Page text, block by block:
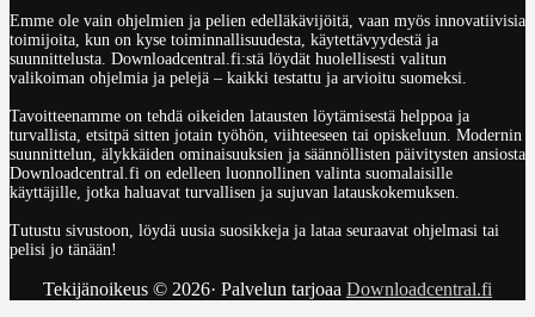
Emme ole vain ohjelmien ja pelien edelläkävijöitä, vaan myös innovatiivisia
toimijoita, kun on kyse toiminnallisuudesta, käytettävyydestä ja
suunnittelusta. Downloadcentral.fi:stä löydät huolellisesti valitun
valikoiman ohjelmia ja pelejä – kaikki testattu ja arvioitu suomeksi.
Tavoitteenamme on tehdä oikeiden latausten löytämisestä helppoa ja
turvallista, etsitpä sitten jotain työhön, viihteeseen tai opiskeluun. Modernin
suunnittelun, älykkäiden ominaisuuksien ja säännöllisten päivitysten ansiosta
Downloadcentral.fi on edelleen luonnollinen valinta suomalaisille
käyttäjille, jotka haluavat turvallisen ja sujuvan latauskokemuksen.
Tutustu sivustoon, löydä uusia suosikkeja ja lataa seuraavat ohjelmasi tai
pelisi jo tänään!
Tekijänoikeus © 2026· Palvelun tarjoaa Downloadcentral.fi